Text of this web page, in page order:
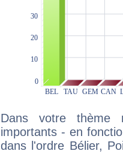
Dans votre thème
importants - en
dans l'ordre Bélier,